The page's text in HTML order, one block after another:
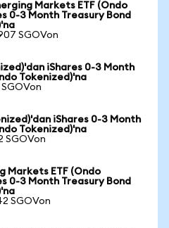
Markets ETF (Ondo
0-3 Month Treasury Bond
SGOVon
iShares 0-3 Month
Tokenized)'na
iShares 0-3 Month
Tokenized)'na
SGOVon
Markets ETF (Ondo
0-3 Month Treasury Bond
SGOVon